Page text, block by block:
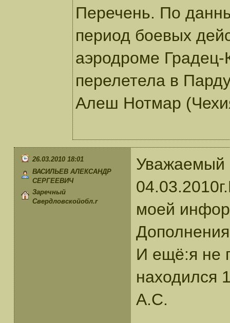
Перечень. По
период боевых
аэродроме Градец-
перелетела в
Алеш Нотмар
26.03.2010 18:01
ВАСИЛЬЕВ АЛЕКСАНДР
СЕРГЕЕВИЧ
Заречный
Свердловскойобл.r
Уважаемый
моей
И ещё:я не
находился
А.С.